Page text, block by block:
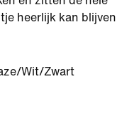
heerlijk kan blijven
Wit/Zwart